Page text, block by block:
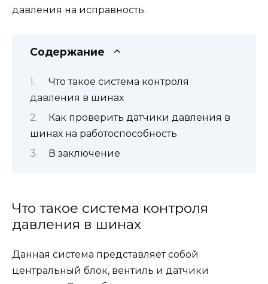
давления на исправность.
Содержание
Что такое система контроля
давления в шинах
Как проверить датчики давления в
шинах на работоспособность
В заключение
Что такое система контроля
давления в шинах
Данная система представляет собой
центральный блок, вентиль и датчики